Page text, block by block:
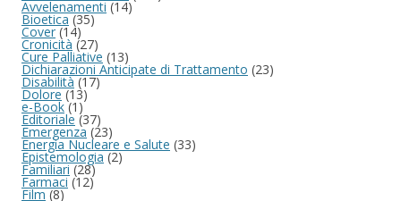
Avvelenamenti(14)
Bioetica(35)
Cover(14)
Cronicità (27)
Cure Palliative (13)
Dichiarazioni Anticipate di Trattamento (23)
Disabilità(17)
Dolore(13)
e-Book(1)
Editoriale (37)
Emergenza (23)
Energia Nucleare e Salute (33)
Epistemologia(2)
Familiari(28)
Farmaci(12)
Film(8)